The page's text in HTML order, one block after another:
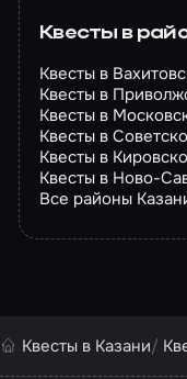
Квесты в
Квесты в
Квесты в
Квесты в
Квесты в
Квесты в
Квесты в Ново-
Все районы
Квесты в Казани